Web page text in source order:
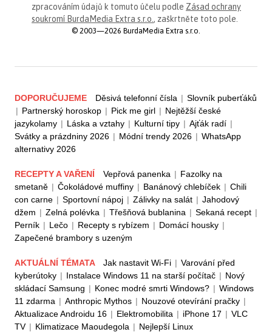
zpracováním údajů k tomuto účelu podle Zásad ochrany
soukromí BurdaMedia Extra s.r.o. , zaškrtněte toto pole.
© 2003—2026 BurdaMedia Extra s.r.o.
DOPORUČUJEME Děsivá telefonní čísla | Slovník puberťáků
| Partnerský horoskop | Pick me girl | Nejtěžší české
jazykolamy | Láska a vztahy | Kulturní tipy | Ajťák radí |
Svátky a prázdniny 2026 | Módní trendy 2026 | WhatsApp
alternativy 2026
RECEPTY A VAŘENÍ Vepřová panenka | Fazolky na
smetaně | Čokoládové muffiny | Banánový chlebíček | Chili
con carne | Sportovní nápoj | Zálivky na salát | Jahodový
džem | Zelná polévka | Třešňová bublanina | Sekaná recept |
Perník | Lečo | Recepty s rybízem | Domácí housky |
Zapečené brambory s uzeným
AKTUÁLNÍ TÉMATA Jak nastavit Wi-Fi | Varování před
kyberútoky | Instalace Windows 11 na starší počítač | Nový
skládací Samsung | Konec modré smrti Windows? | Windows
11 zdarma | Anthropic Mythos | Nouzové otevírání pračky |
Aktualizace Androidu 16 | Elektromobilita | iPhone 17 | VLC
TV | Klimatizace Maoudegola | Nejlepší Linux